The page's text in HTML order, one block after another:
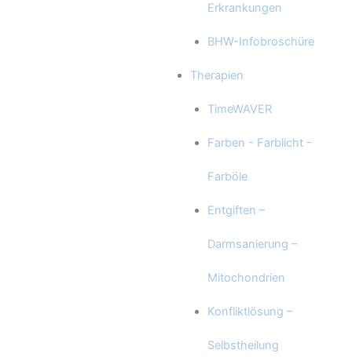
Erkrankungen
BHW-Infobroschüre
Therapien
TimeWAVER
Farben - Farblicht -
Farböle
Entgiften –
Darmsanierung –
Mitochondrien
Konfliktlösung –
Selbstheilung